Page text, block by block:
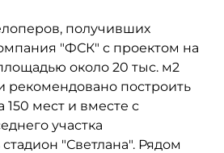
получивших
"ФСК" с проектом на
около 20 тыс. м2
рекомендовано построить
мест и вместе с
участка
"Светлана". Рядом